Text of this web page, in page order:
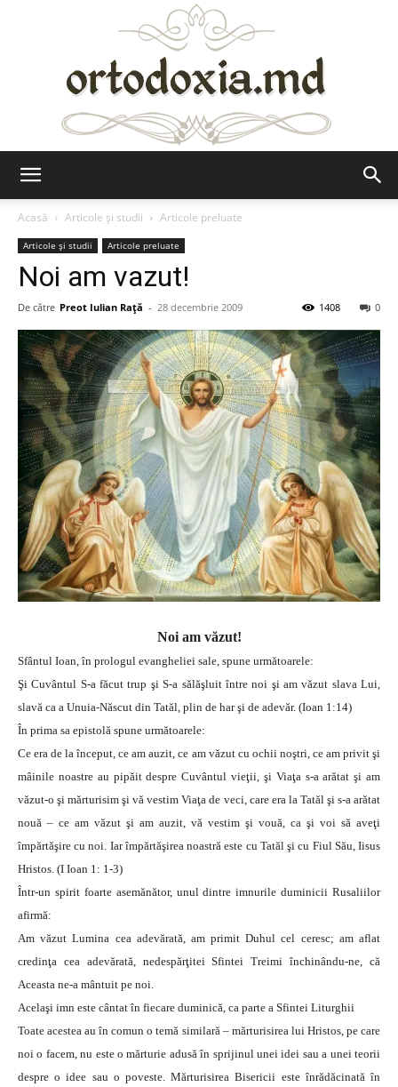
Acasă
Articole şi studii Articole preluate
Articole şi studii Articole preluate
Noi am vazut!
De către Preot Iulian Raţă - 28 decembrie 2009 0
1408
Noi am văzut!
Sfântul Ioan, în prologul evangheliei sale, spune următoarele:
Şi Cuvântul S-a făcut trup şi S-a sălăşluit între noi şi am văzut slava Lui,
slavă ca a Unuia-Născut din Tatăl, plin de har şi de adevăr. (Ioan 1:14)
În prima sa epistolă spune următoarele:
Ce era de la început, ce am auzit, ce am văzut cu ochii noştri, ce am privit şi
mâinile noastre au pipăit despre Cuvântul vieţii, şi Viaţa s-a arătat şi am
văzut-o şi mărturisim şi vă vestim Viaţa de veci, care era la Tatăl şi s-a arătat
nouă – ce am văzut şi am auzit, vă vestim şi vouă, ca şi voi să aveţi
împărtăşire cu noi. Iar împărtăşirea noastră este cu Tatăl şi cu Fiul Său, Iisus
Hristos. (I Ioan 1: 1-3)
Într-un spirit foarte asemănător, unul dintre imnurile duminicii Rusaliilor
afirmă:
Am văzut Lumina cea adevărată, am primit Duhul cel ceresc; am aflat
credinţa cea adevărată, nedespărţitei Sfintei Treimi închinându-ne, că
Aceasta ne-a mântuit pe noi.
Acelaşi imn este cântat în fiecare duminică, ca parte a Sfintei Liturghii
Toate acestea au în comun o temă similară – mărturisirea lui Hristos, pe care
noi o facem, nu este o mărturie adusă în sprijinul unei idei sau a unei teorii
despre o idee sau o poveste. Mărturisirea Bisericii este înrădăcinată în